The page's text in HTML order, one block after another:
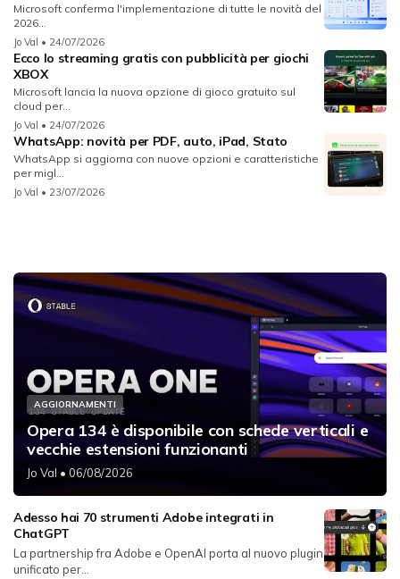
Microsoft conferma l'implementazione di tutte le novità del
2026...
Jo Val • 24/07/2026
Ecco lo streaming gratis con pubblicità per giochi
XBOX
Microsoft lancia la nuova opzione di gioco gratuito sul
cloud per...
Jo Val • 24/07/2026
WhatsApp: novità per PDF, auto, iPad, Stato
WhatsApp si aggiorna con nuove opzioni e caratteristiche
per migl...
Jo Val • 23/07/2026
AGGIORNAMENTI
Opera 134 è disponibile con schede verticali e
vecchie estensioni funzionanti
Jo Val • 06/08/2026
Adesso hai 70 strumenti Adobe integrati in
ChatGPT
La partnership fra Adobe e OpenAI porta al nuovo plugin
unificato per...